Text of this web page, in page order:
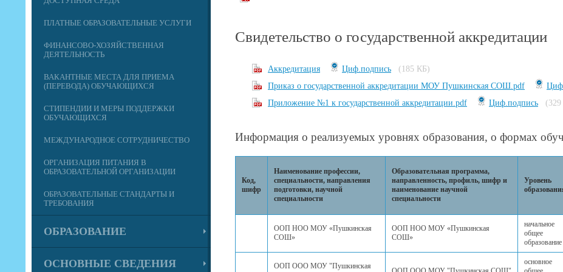
ПЛАТНЫЕ ОБРАЗОВАТЕЛЬНЫЕ УСЛУГИ
ФИНАНСОВО-ХОЗЯЙСТВЕННАЯ
ДЕЯТЕЛЬНОСТЬ
ВАКАНТНЫЕ МЕСТА ДЛЯ ПРИЕМА
(ПЕРЕВОДА) ОБУЧАЮЩИХСЯ
СТИПЕНДИИ И МЕРЫ ПОДДЕРЖКИ
ОБУЧАЮЩИХСЯ
МЕЖДУНАРОДНОЕ СОТРУДНИЧЕСТВО
ОРГАНИЗАЦИЯ ПИТАНИЯ В
ОБРАЗОВАТЕЛЬНОЙ ОРГАНИЗАЦИИ
ОБРАЗОВАТЕЛЬНЫЕ СТАНДАРТЫ И
ТРЕБОВАНИЯ
ОБРАЗОВАНИЕ
ОСНОВНЫЕ СВЕДЕНИЯ
Свидетельство о государственной аккредитации
Аккредитация Циф.подпись
(185 КБ)
Приказ о государственной аккредитации МОУ Пушкинская СОШ.pdf
Приложение №1 к государственной аккредитации.pdf
Циф.подпись
Информация о реализуемых уровнях образования, о формах
Код,
шифр
Наименование профессии,
специальности, направления
подготовки, научной
специальности
Образовательная программа,
направленность, профиль, шифр и
наименование научной
специальности
Уровень
ООП НОО МОУ «Пушкинская
СОШ»
ООП НОО МОУ «Пушкинская
СОШ»
начальное
общее
образование
ООП ООО МОУ "Пушкинская
основное